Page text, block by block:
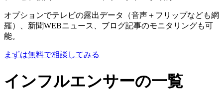
オプションでテレビの露出データ（音声＋フリップなども網
羅）、新聞WEBニュース、ブログ記事のモニタリングも可
能。
まずは無料で相談してみる
インフルエンサーの一覧